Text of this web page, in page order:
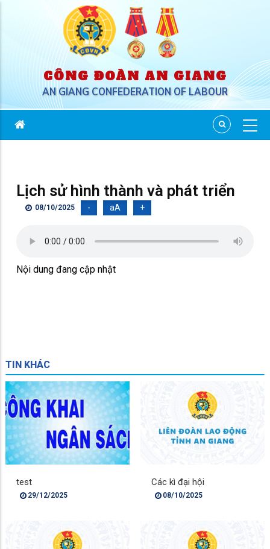
CÔNG ĐOÀN AN GIANG
AN GIANG CONFEDERATION OF LABOUR
Lịch sử hình thành và phát triển
08/10/2025 - aA +
Nội dung đang cập nhật
TIN KHÁC
test
29/12/2025
Các kì đại hội
08/10/2025